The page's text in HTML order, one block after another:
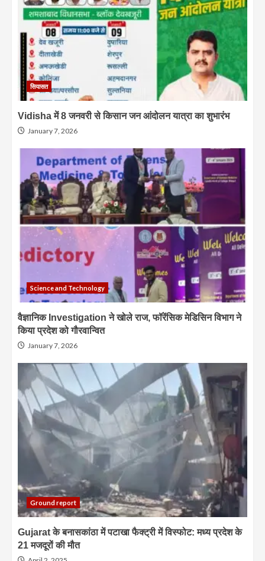
सियासत
Vidisha में 8 जनवरी से किसान जन आंदोलन यात्रा का शुभारंभ
January 7, 2026
Science and Technology
वैज्ञानिक Investigation ने खोले राज, फॉरेंसिक मेडिसिन विभाग ने
किया प्रदेश को गौरवान्वित
January 7, 2026
Ground report
Gujarat के बनासकांठा में पटाखा फैक्ट्री में विस्फोट: मध्य प्रदेश के
21 मजदूरों की मौत